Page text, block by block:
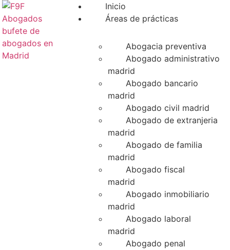
Inicio
Áreas de prácticas
Abogacia preventiva
Abogado administrativo
madrid
Abogado bancario
madrid
Abogado civil madrid
Abogado de extranjeria
madrid
Abogado de familia
madrid
Abogado fiscal
madrid
Abogado inmobiliario
madrid
Abogado laboral
madrid
Abogado penal